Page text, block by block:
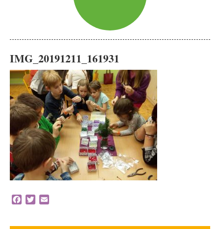
IMG_20191211_161931
Facebook
Twitter